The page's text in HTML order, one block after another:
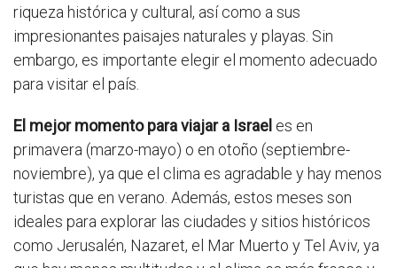
riqueza histórica y cultural, así como a sus
impresionantes paisajes naturales y playas. Sin
embargo, es importante elegir el momento adecuado
para visitar el país.
El mejor momento para viajar a Israel es en
primavera (marzo-mayo) o en otoño (septiembre-
noviembre), ya que el clima es agradable y hay menos
turistas que en verano. Además, estos meses son
ideales para explorar las ciudades y sitios históricos
como Jerusalén, Nazaret, el Mar Muerto y Tel Aviv, ya